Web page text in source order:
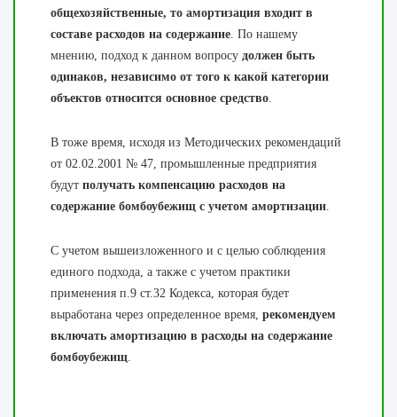
общехозяйственные, то амортизация входит в
составе расходов на содержание. По нашему
мнению, подход к данном вопросу должен быть
одинаков, независимо от того к какой категории
объектов относится основное средство.
В тоже время, исходя из Методических рекомендаций
от 02.02.2001 № 47, промышленные предприятия
будут получать компенсацию расходов на
содержание бомбоубежищ с учетом амортизации.
С учетом вышеизложенного и с целью соблюдения
единого подхода, а также с учетом практики
применения п.9 ст.32 Кодекса, которая будет
выработана через определенное время, рекомендуем
включать амортизацию в расходы на содержание
бомбоубежищ.